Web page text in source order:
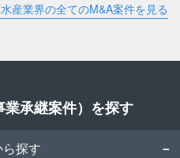
産業界の全てのM&A案件を見る
承継案件）を探す
探す